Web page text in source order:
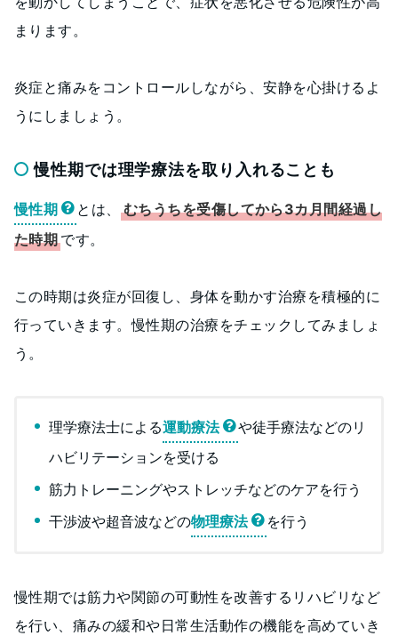
まります。
炎症と痛みをコントロールしながら、安静を心掛けるよ
うにしましょう。
慢性期では理学療法を取り入れることも
慢性期 とは、
むちうちを受傷してから3カ月間経過し
た時期です。
この時期は炎症が回復し、身体を動かす治療を積極的に
行っていきます。慢性期の治療をチェックしてみましょ
う。
理学療法士による運動療法
や徒手療法などのリ
ハビリテーションを受ける
筋力トレーニングやストレッチなどのケアを行う
干渉波や超音波などの物理療法 を行う
慢性期では筋力や関節の可動性を改善するリハビリなど
を行い、痛みの緩和や日常生活動作の機能を高めていき